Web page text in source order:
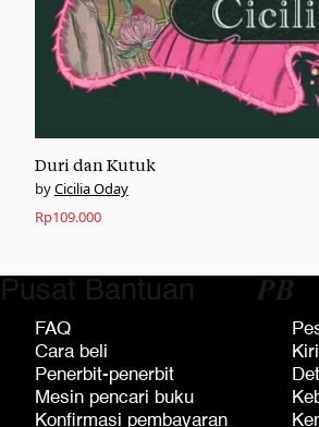
Duri dan Kutuk
Cicilia Oday
Rp109.000
Pusat Bantuan
FAQ
Cara beli
Penerbit-penerbit
Mesin pencari buku
Konfirmasi pembayaran
𝑷𝑩